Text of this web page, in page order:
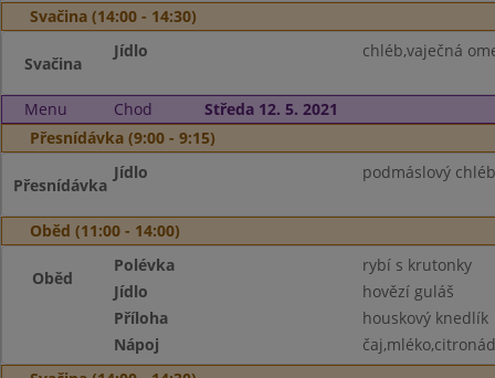
Svačina (14:00 - 14:30)
Svačina
Jídlo chléb,vaječná
Menu Chod
Středa 12. 5. 2021
Přesnídávka (9:00 - 9:15)
Přesnídávka
Jídlo podmáslový
Oběd (11:00 - 14:00)
Oběd
Polévka
rybí s krutonky
Jídlo
hovězí guláš
Příloha
houskový knedlík
Nápoj